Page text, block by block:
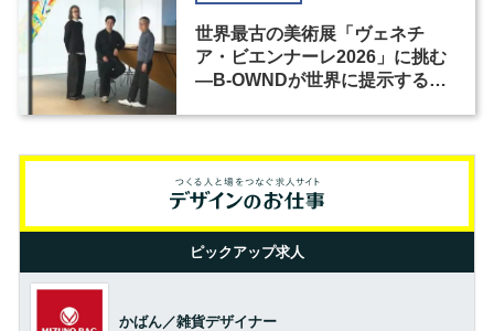
世界最古の美術展「ヴェネチ
ア・ビエンナーレ2026」に挑む
―B-OWNDが世界に提示する美
ピックアップ求人
かばん／雑貨デザイナー